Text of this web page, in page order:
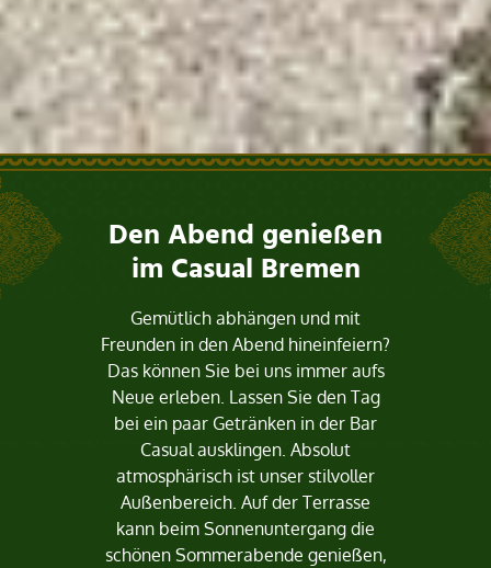
Den Abend genießen
im Casual Bremen
Gemütlich abhängen und mit
Freunden in den Abend hineinfeiern?
Das können Sie bei uns immer aufs
Neue erleben. Lassen Sie den Tag
bei ein paar Getränken in der Bar
Casual ausklingen. Absolut
atmosphärisch ist unser stilvoller
Außenbereich. Auf der Terrasse
kann beim Sonnenuntergang die
schönen Sommerabende genießen,